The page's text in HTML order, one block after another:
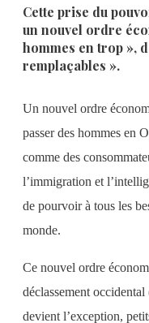
Cette prise du
un nouvel ordre
hommes en trop »,
remplaçables ».
Un nouvel ordre
passer des hommes en
comme des
l’immigration et
de pourvoir à tous les
monde.
Ce nouvel ordre
déclassement
devient l’exception,